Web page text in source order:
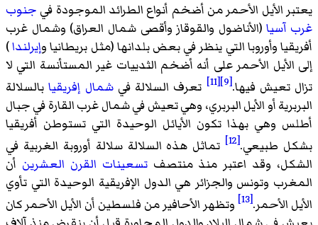
يعتبر الأيل الأحمر من أضخم أنواع الطرائد الموجودة في جنوب
غرب آسيا(الأناضول والقوقاز وأقصى شمال العراق) وشمال غرب
أفريقيا وأوروبا التي ينظر في بعض بلدانها (مثل بريطانيا وإيرلندا)
إلى الأيل الأحمر على أنه أضخم الثدييات غير المستأنسة التي لا
تزال تعيش فيها.[9]
[11] تعرف السلالة فيشمال إفريقيابالسلالة
البربرية أو الأيل البربري، وهي تعيش في شمال غرب القارة في جبال
أطلس وهي بهذا تكون الأيائل الوحيدة التي تستوطن أفريقيا
بشكل طبيعي.[12]
تماثل هذه السلالة سلالة أوروبة الغربية في
الشكل، وقد اعتبر منذ منتصفتسعينات القرن العشرين أن
المغرب وتونس والجزائر هي الدول الإفريقية الوحيدة التي تأوي
الأيل الأحمر.[13]
وتظهر الأحافير من فلسطين أن الأيل الأحمر كان